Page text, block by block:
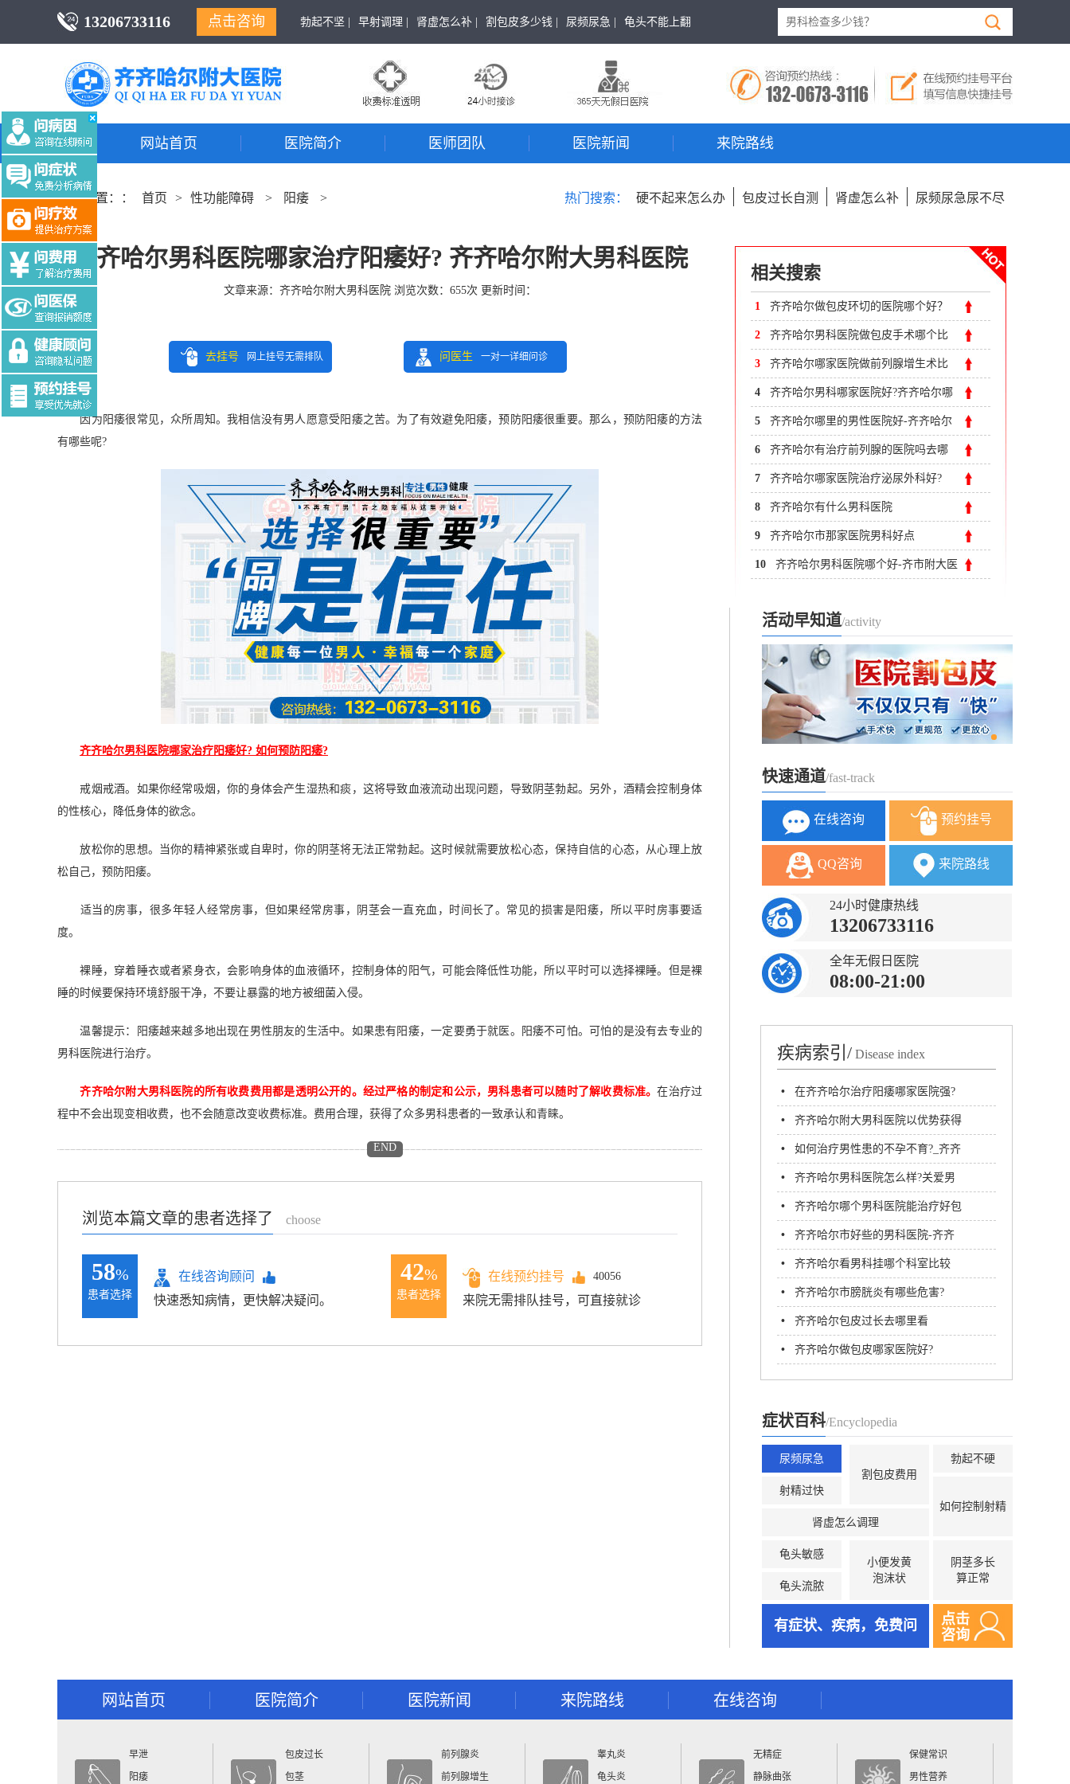
13206733116 点击咨询 勃起不坚 | 早射调理 | 肾虚怎么补 | 割包皮多少钱 | 尿频尿急 | 龟头不能上翻
网站首页 医院简介 医师团队 医院新闻 来院路线
当前位置：： 首页 > 性功能障碍 > 阳痿 > 热门搜索： 硬不起来怎么办 包皮过长自测 肾虚怎么补 尿频尿急尿不尽
齐齐哈尔男科医院哪家治疗阳痿好? 齐齐哈尔附大男科医院
文章来源： 齐齐哈尔附大男科医院浏览次数： 655次 更新时间：
去挂号 网上挂号无需排队 问医生 一对一详细问诊
Tag:$tag
因为阳痿很常见，众所周知。我相信没有男人愿意受阳痿之苦。为了有效避免阳痿，预防阳痿很重要。那么，预防阳痿的方法
有哪些呢?
齐齐哈尔男科医院哪家治疗阳痿好? 如何预防阳痿?
戒烟戒酒。如果你经常吸烟，你的身体会产生湿热和痰，这将导致血液流动出现问题，导致阴茎勃起。另外，酒精会控制身体
的性核心，降低身体的欲念。
放松你的思想。当你的精神紧张或自卑时，你的阴茎将无法正常勃起。这时候就需要放松心态，保持自信的心态，从心理上放
松自己，预防阳痿。
适当的房事，很多年轻人经常房事，但如果经常房事，阴茎会一直充血，时间长了。常见的损害是阳痿，所以平时房事要适
度。
裸睡，穿着睡衣或者紧身衣，会影响身体的血液循环，控制身体的阳气，可能会降低性功能，所以平时可以选择裸睡。但是裸
睡的时候要保持环境舒服干净，不要让暴露的地方被细菌入侵。
温馨提示：阳痿越来越多地出现在男性朋友的生活中。如果患有阳痿，一定要勇于就医。阳痿不可怕。可怕的是没有去专业的
男科医院进行治疗。
齐齐哈尔附大男科医院的所有收费费用都是透明公开的。经过严格的制定和公示，男科患者可以随时了解收费标准。在治疗过
程中不会出现变相收费，也不会随意改变收费标准。费用合理，获得了众多男科患者的一致承认和青睐。
END
浏览本篇文章的患者选择了 choose
58%
患者选择
在线咨询顾问
快速悉知病情，更快解决疑问。
42%
患者选择
在线预约挂号 40056
来院无需排队挂号，可直接就诊
相关搜索
1 齐齐哈尔做包皮环切的医院哪个好？
齐齐哈尔附大男科医院
2 齐齐哈尔男科医院做包皮手术哪个比
较好?齐齐哈尔附大男科医院
3 齐齐哈尔哪家医院做前列腺增生术比
较好？齐齐哈尔附大男科医院
4 齐齐哈尔男科哪家医院好?齐齐哈尔哪
个男科医院好
5 齐齐哈尔哪里的男性医院好-齐齐哈尔
男科哪家较正规?
6 齐齐哈尔有治疗前列腺的医院吗去哪
个医院好?
7 齐齐哈尔哪家医院治疗泌尿外科好?
8 齐齐哈尔有什么男科医院
9 齐齐哈尔市那家医院男科好点
10 齐齐哈尔男科医院哪个好-齐市附大医
活动早知道/activity
快速通道/fast-track
在线咨询 预约挂号
QQ咨询 来院路线
24小时健康热线
13206733116
全年无假日医院
08:00-21:00
疾病索引/ Disease index
• 在齐齐哈尔治疗阳痿哪家医院强?
齐齐哈尔附大男科医院
• 齐齐哈尔附大男科医院以优势获得
一致认可!
• 如何治疗男性患的不孕不育?_齐齐
哈尔附大男科医院
• 齐齐哈尔男科医院怎么样?关爱男
性自身健康
• 齐齐哈尔哪个男科医院能治疗好包
茎?
• 齐齐哈尔市好些的男科医院-齐齐
哈尔市男科医院哪里好
• 齐齐哈尔看男科挂哪个科室比较
好？齐齐哈尔附大男科医院
• 齐齐哈尔市膀胱炎有哪些危害?
• 齐齐哈尔包皮过长去哪里看
• 齐齐哈尔做包皮哪家医院好?
症状百科/Encyclopedia
尿频尿急
割包皮费用
射精过快
肾虚怎么调理
龟头敏感
小便发黄
泡沫状
龟头流脓
勃起不硬
如何控制射精
阴茎多长
算正常
有症状、疾病，免费问
点击
咨询
网站首页 医院简介 医院新闻 来院路线 在线咨询
早泄
阳痿
包皮过长
包茎
前列腺炎
前列腺增生
睾丸炎
龟头炎
无精症
静脉曲张
保健常识
男性营养